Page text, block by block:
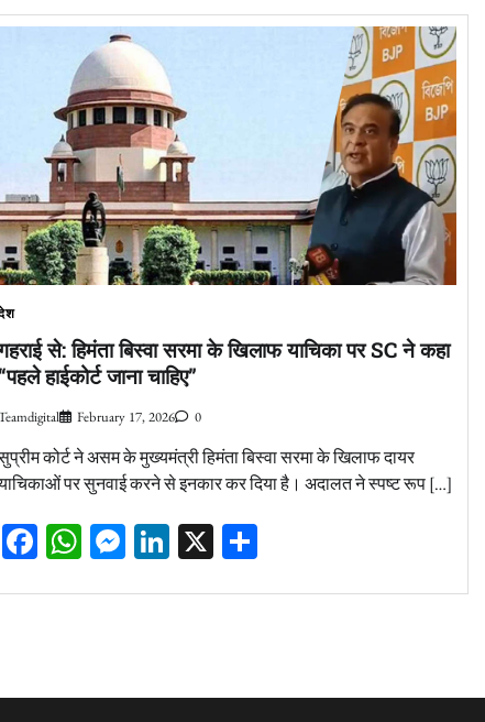
से: हिमंता बिस्वा सरमा के खिलाफ याचिका पर SC ने कहा
“पहले हाईकोर्ट जाना चाहिए”
February 17, 2026 0
कोर्ट ने असम के मुख्यमंत्री हिमंता बिस्वा सरमा के खिलाफ दायर
पर सुनवाई करने से इनकार कर दिया है। अदालत ने स्पष्ट रूप […]
Facebook
WhatsApp
Messenger
LinkedIn
X